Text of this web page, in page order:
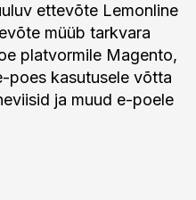
ettevõte Lemonline
müüb tarkvara
platvormile Magento,
poes kasutusele võtta
ja muud e-poele